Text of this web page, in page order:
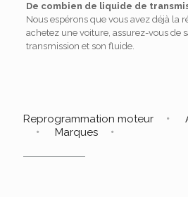
De combien de liquide de
Nous espérons que vous avez déjà la
achetez une voiture, assurez-vous de
transmission et son fluide.
Reprogrammation moteur
Marques